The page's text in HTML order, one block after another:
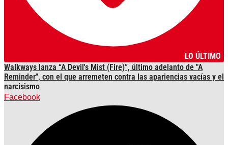
LO ÚLTIMO
Walkways lanza “A Devil's Mist (Fire)”, último adelanto de "A
Reminder", con el que arremeten contra las apariencias vacías y el
narcisismo
Facebook